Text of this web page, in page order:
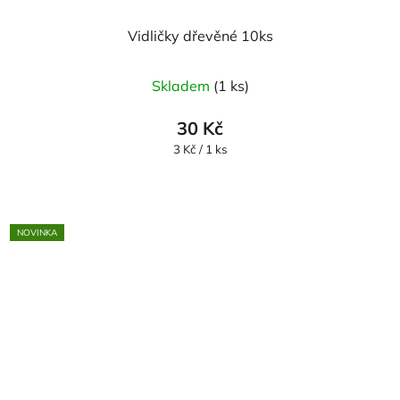
Vidličky dřevěné 10ks
Skladem (1 ks)
30 Kč
Měrná
3 Kč / 1 ks
NOVINKA